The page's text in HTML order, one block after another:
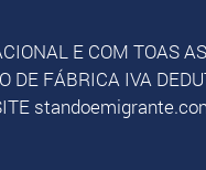
E COM TOAS
DE FÁBRICA IVA